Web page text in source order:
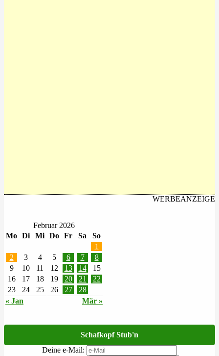
WERBEANZEIGE
Februar 2026
Mo Di Mi Do Fr Sa So
« Jan Mär »
1
2
3 4 5 6 7
8
9
10 11 12 13 14
15
16
17 18 19 20 21
22
23
24 25 26 27 28
Schafkopf Stub'n
Deine e-Mail: